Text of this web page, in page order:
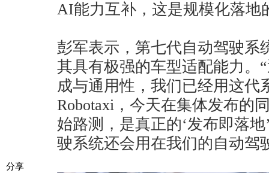
分享
AI能力互补，这是规模化落地
彭军表示，第七代自动驾驶系
其具有极强的车型适配能力。
成与通用性，我们已经用这代
Robotaxi，今天在集体发布的
始路测，是真正的‘发布即落
驶系统还会用在我们的自动驾